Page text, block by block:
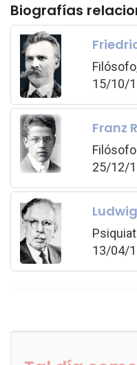
Biografías
15/10/
Franz
25/12/
13/04/